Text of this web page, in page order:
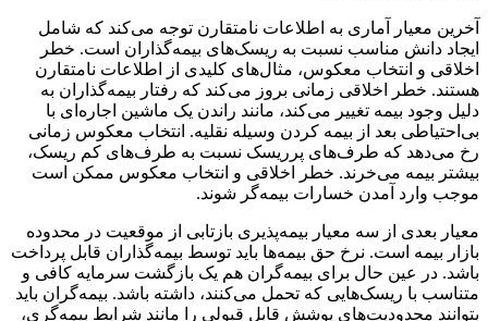
آخرین معیار آماری به اطلاعات نامتقارن توجه می‌کند که شامل
ایجاد دانش مناسب نسبت به ریسک‌های بیمه‌گذاران است. خطر
اخلاقی و انتخاب معکوس، مثال‌های کلیدی از اطلاعات نامتقارن
هستند. خطر اخلاقی زمانی بروز می‌کند که رفتار بیمه‌گذاران به
دلیل وجود بیمه تغییر می‌کند، مانند راندن یک ماشین اجاره‌ای با
بی‌احتیاطی بعد از بیمه کردن وسیله نقلیه. انتخاب معکوس زمانی
رخ می‌دهد که طرف‌های پرریسک نسبت به طرف‌های کم ریسک،
بیشتر بیمه می‌خرند. خطر اخلاقی و انتخاب معکوس ممکن است
موجب وارد آمدن خسارات بیمه‌گر شوند.
معیار بعدی از سه معیار بیمه‌پذیری بازتابی از موقعیت در محدوده
بازار بیمه است. نرخ حق بیمه‌ها باید توسط بیمه‌گذاران قابل پرداخت
باشد. در عین حال برای بیمه‌گران هم یک بازگشت سرمایه کافی و
متناسب با ریسک‌هایی که تحمل می‌کنند، داشته باشد. بیمه‌گران باید
بتوانند محدودیت‌های پوشش قابل قبولی را مانند شرایط بیمه‌گری،